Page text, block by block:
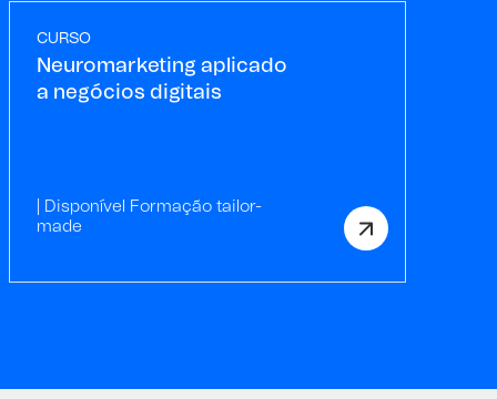
CURSO
Neuromarketing aplicado
a negócios digitais
| Disponível Formação tailor-
made